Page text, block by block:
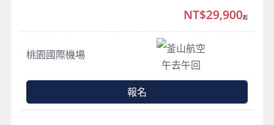
桃園國際機場
釜山航空
午去午回
NT$29,900起
報名